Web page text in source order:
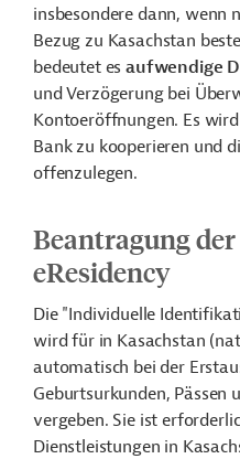
insbesondere dann, wenn
Bezug zu Kasachstan
bedeutet esaufwendige
und Verzögerung bei
Kontoeröffnungen. Es
Bank zu kooperieren und
offenzulegen.
Beantragung
eResidency
Die "Individuelle
wird für in Kasachstan
automatisch bei der
Geburtsurkunden, Pässen
vergeben. Sie ist
Dienstleistungen in